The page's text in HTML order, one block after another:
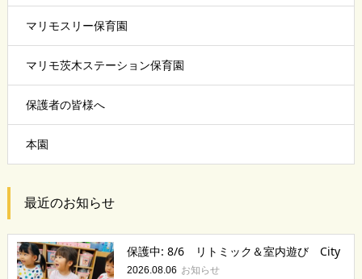
マリモスリー保育園
マリモ茨木ステーション保育園
保護者の皆様へ
本園
最近のお知らせ
保護中: 8/6 リトミック＆室内遊び City
2026.08.06 お知らせ